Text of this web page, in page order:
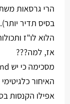
הרי גרסאות
בסיס תדיר יותר).
הלוא לו"ז
אז, למה???
האיחור
אפילו הקנסות